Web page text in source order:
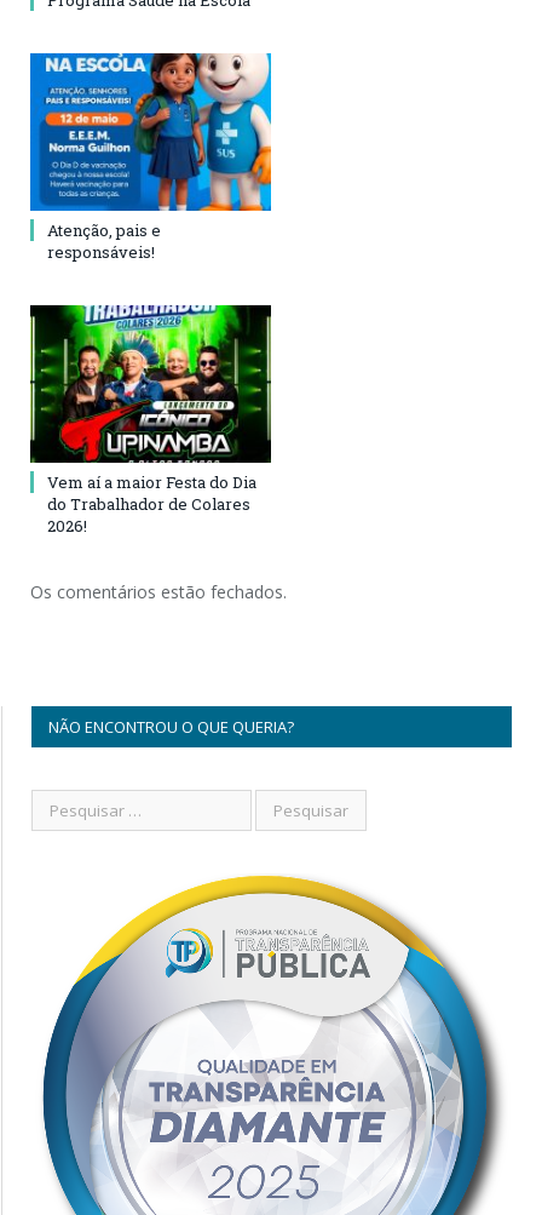
Atenção, pais e
responsáveis!
Vem aí a maior Festa do Dia
do Trabalhador de Colares
2026!
Os comentários estão fechados.
NÃO ENCONTROU O QUE QUERIA?